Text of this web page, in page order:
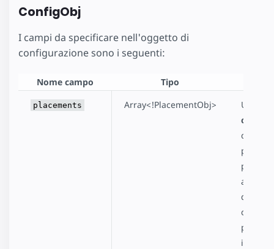
ConfigObj
I campi da specificare nell'oggetto di
configurazione sono i seguenti:
Nome campo Tipo
placements Array<!PlacementObj>
Un
che
della
cui gli
inseriti.